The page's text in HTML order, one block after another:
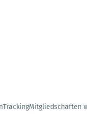
TrackingMitgliedschaften